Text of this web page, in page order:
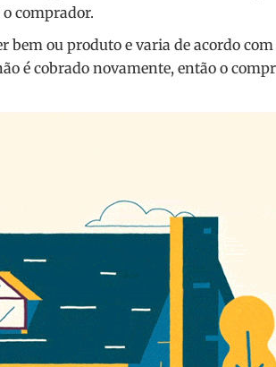
comprador.
ou produto e varia de acordo com
é cobrado novamente, então o